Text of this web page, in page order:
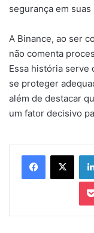
segurança em
A Binance, ao ser
não comenta
Essa história serve
se proteger
além de destacar
um fator decisivo
Facebook
X